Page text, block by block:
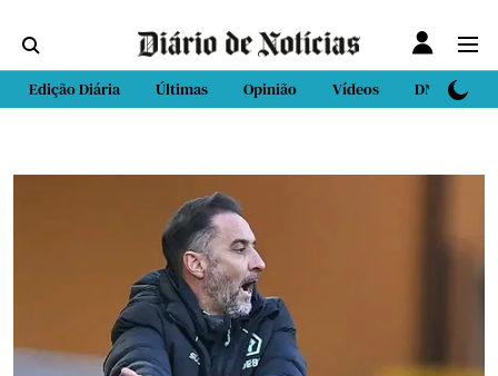
Edição Diária Últimas Opinião Vídeos DN Sport